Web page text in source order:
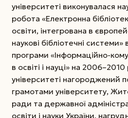
університеті виконувалася
робота «Електронна
освіти, інтегрована в
наукові бібліотечні
програми «Інформаційно-
в освіті і науці» на
університеті нагороджений
грамотами університету,
ради та державної
освіти і науки України,